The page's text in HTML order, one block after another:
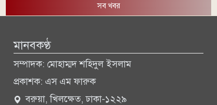
সব খবর
মানবকণ্ঠ
সম্পাদক: মোহাম্মদ শহিদুল ইসলাম
প্রকাশক: এস এম ফারুক
বরুয়া, খিলক্ষেত, ঢাকা-১২২৯